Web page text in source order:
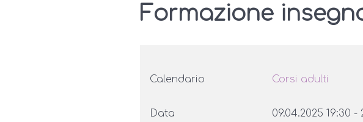
Formazione
Calendario Corsi adulti
Data 09.04.2025 19:30 -